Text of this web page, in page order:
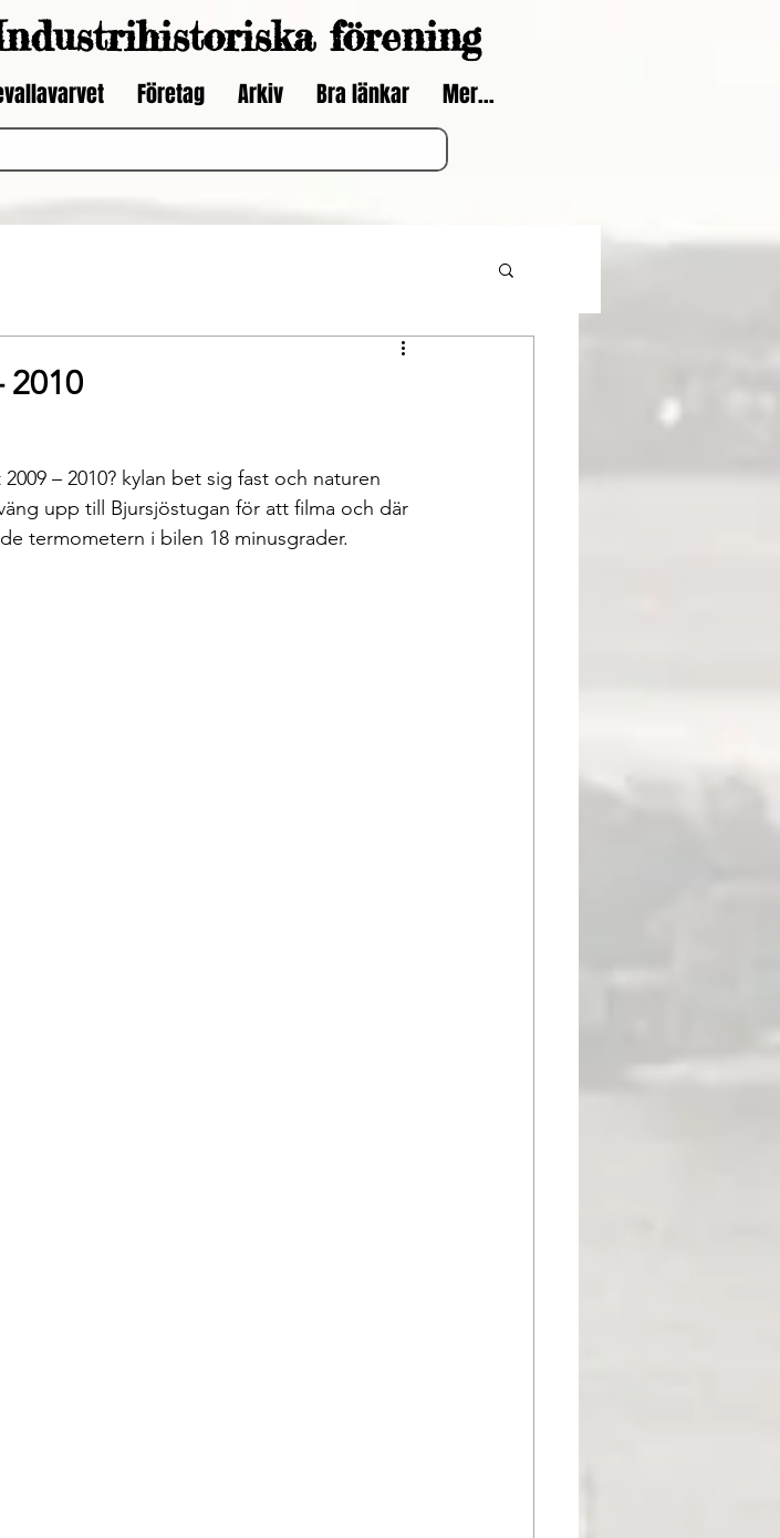
förening
Företag Arkiv Bra länkar Mer...
2010
upp till Bjursjöstugan för att filma och där
termometern i bilen 18 minusgrader.